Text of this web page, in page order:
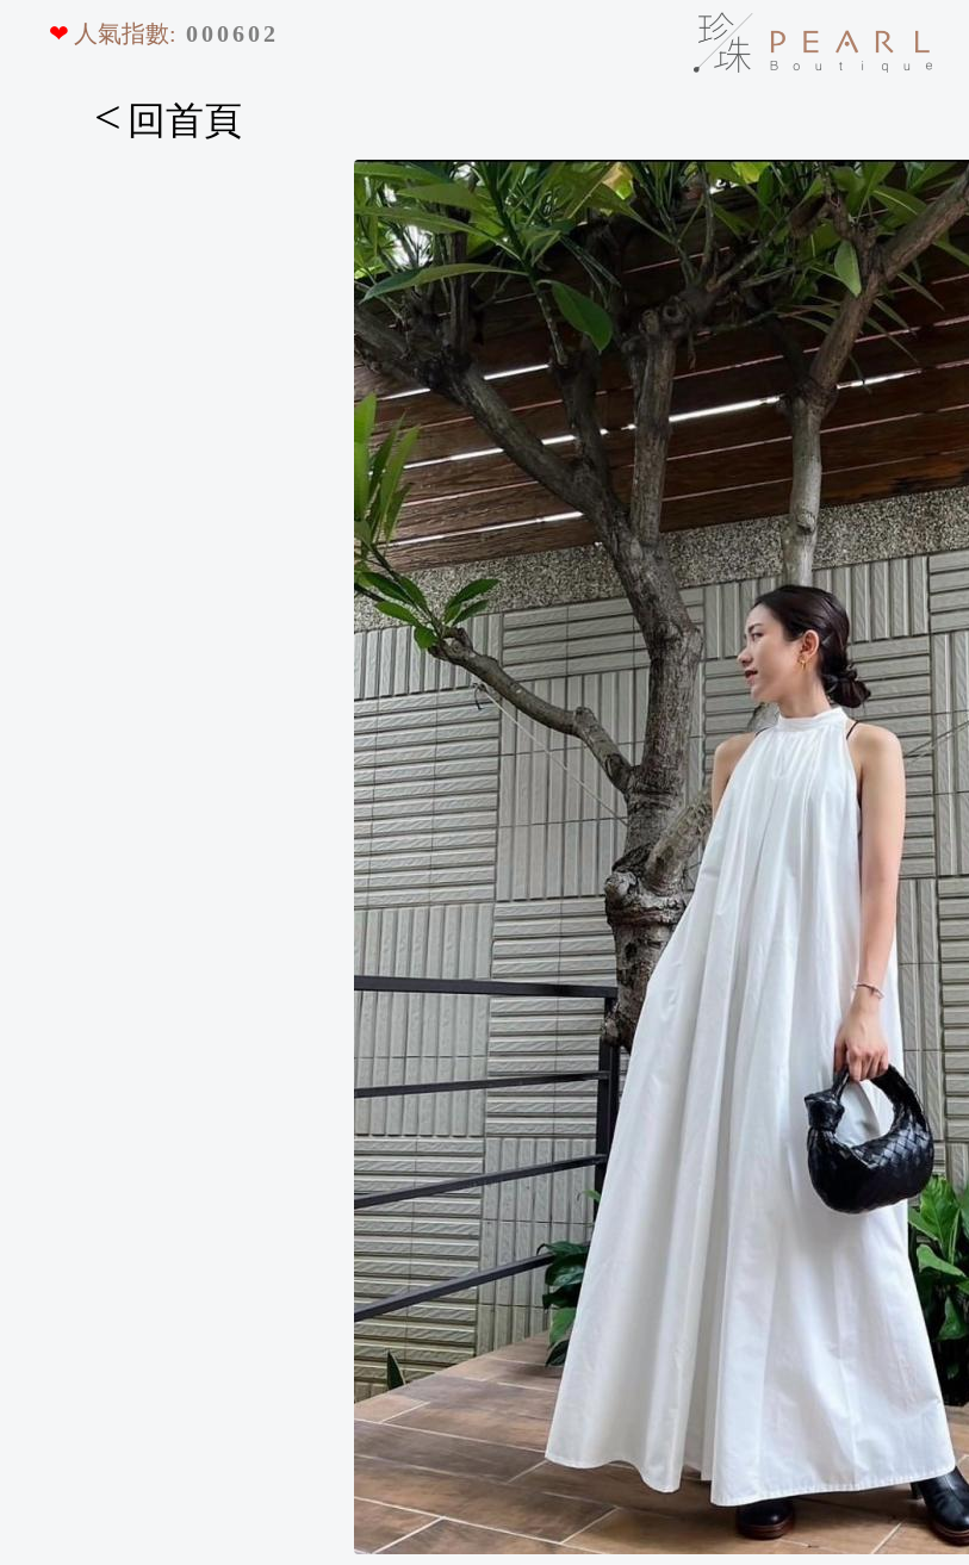
❤ 人氣指數: 000602
< 回首頁